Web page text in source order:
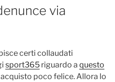
via
certi collaudati
sport365 riguardo a questo
poco felice. Allora lo